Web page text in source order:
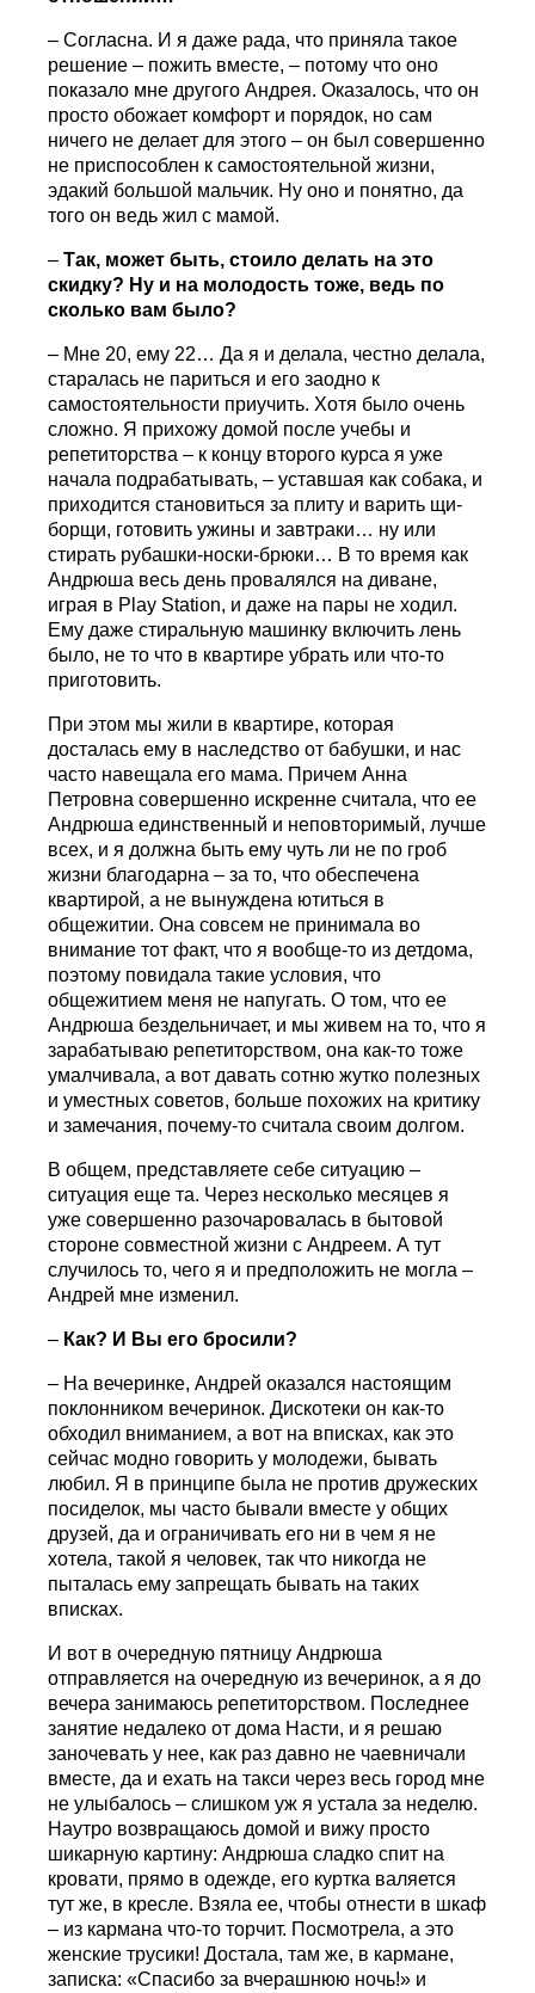
– Согласна. И я даже рада, что приняла такое
решение – пожить вместе, – потому что оно
показало мне другого Андрея. Оказалось, что он
просто обожает комфорт и порядок, но сам
ничего не делает для этого – он был совершенно
не приспособлен к самостоятельной жизни,
эдакий большой мальчик. Ну оно и понятно, да
того он ведь жил с мамой.
–Так, может быть, стоило делать на это
скидку? Ну и на молодость тоже, ведь по
сколько вам было?
– Мне 20, ему 22… Да я и делала, честно делала,
старалась не париться и его заодно к
самостоятельности приучить. Хотя было очень
сложно. Я прихожу домой после учебы и
репетиторства – к концу второго курса я уже
начала подрабатывать, – уставшая как собака, и
приходится становиться за плиту и варить щи-
борщи, готовить ужины и завтраки… ну или
стирать рубашки-носки-брюки… В то время как
Андрюша весь день провалялся на диване,
играя в Play Station, и даже на пары не ходил.
Ему даже стиральную машинку включить лень
было, не то что в квартире убрать или что-то
приготовить.
При этом мы жили в квартире, которая
досталась ему в наследство от бабушки, и нас
часто навещала его мама. Причем Анна
Петровна совершенно искренне считала, что ее
Андрюша единственный и неповторимый, лучше
всех, и я должна быть ему чуть ли не по гроб
жизни благодарна – за то, что обеспечена
квартирой, а не вынуждена ютиться в
общежитии. Она совсем не принимала во
внимание тот факт, что я вообще-то из детдома,
поэтому повидала такие условия, что
общежитием меня не напугать. О том, что ее
Андрюша бездельничает, и мы живем на то, что я
зарабатываю репетиторством, она как-то тоже
умалчивала, а вот давать сотню жутко полезных
и уместных советов, больше похожих на критику
и замечания, почему-то считала своим долгом.
В общем, представляете себе ситуацию –
ситуация еще та. Через несколько месяцев я
уже совершенно разочаровалась в бытовой
стороне совместной жизни с Андреем. А тут
случилось то, чего я и предположить не могла –
Андрей мне изменил.
– Как? И Вы его бросили?
– На вечеринке, Андрей оказался настоящим
поклонником вечеринок. Дискотеки он как-то
обходил вниманием, а вот на вписках, как это
сейчас модно говорить у молодежи, бывать
любил. Я в принципе была не против дружеских
посиделок, мы часто бывали вместе у общих
друзей, да и ограничивать его ни в чем я не
хотела, такой я человек, так что никогда не
пыталась ему запрещать бывать на таких
вписках.
И вот в очередную пятницу Андрюша
отправляется на очередную из вечеринок, а я до
вечера занимаюсь репетиторством. Последнее
занятие недалеко от дома Насти, и я решаю
заночевать у нее, как раз давно не чаевничали
вместе, да и ехать на такси через весь город мне
не улыбалось – слишком уж я устала за неделю.
Наутро возвращаюсь домой и вижу просто
шикарную картину: Андрюша сладко спит на
кровати, прямо в одежде, его куртка валяется
тут же, в кресле. Взяла ее, чтобы отнести в шкаф
– из кармана что-то торчит. Посмотрела, а это
женские трусики! Достала, там же, в кармане,
записка: «Спасибо за вчерашнюю ночь!» и